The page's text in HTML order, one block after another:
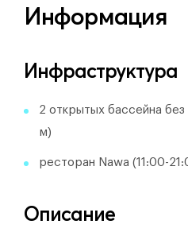
Информация
Инфраструктура
2 открытых бассейна
м)
ресторан Nawa (11:00-
Описание